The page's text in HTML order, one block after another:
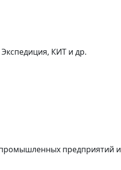
КИТ и др.
промышленных предприятий и